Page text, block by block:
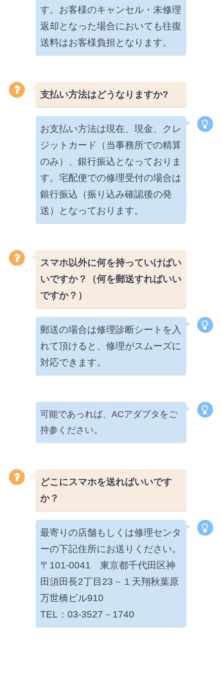
す。お客様のキャンセル・未修理
返却となった場合においても往復
送料はお客様負担となります。
支払い方法はどうなりますか?
お支払い方法は現在、現金、クレ
ジットカード（当事務所での精算
のみ）、銀行振込となっておりま
す。宅配便での修理受付の場合は
銀行振込（振り込み確認後の発
送）となっております。
スマホ以外に何を持っていけばい
いですか？（何を郵送すればいい
ですか？）
郵送の場合は修理診断シートを入
れて頂けると、修理がスムーズに
対応できます。
可能であっれば、ACアダプタをご
持参ください。
どこにスマホを送ればいいです
か？
最寄りの店舗もしくは修理センタ
ーの下記住所にお送りください。
〒101-0041 東京都千代田区神
田須田長2丁目23－１天翔秋葉原
万世橋ビル910
TEL：03-3527－1740